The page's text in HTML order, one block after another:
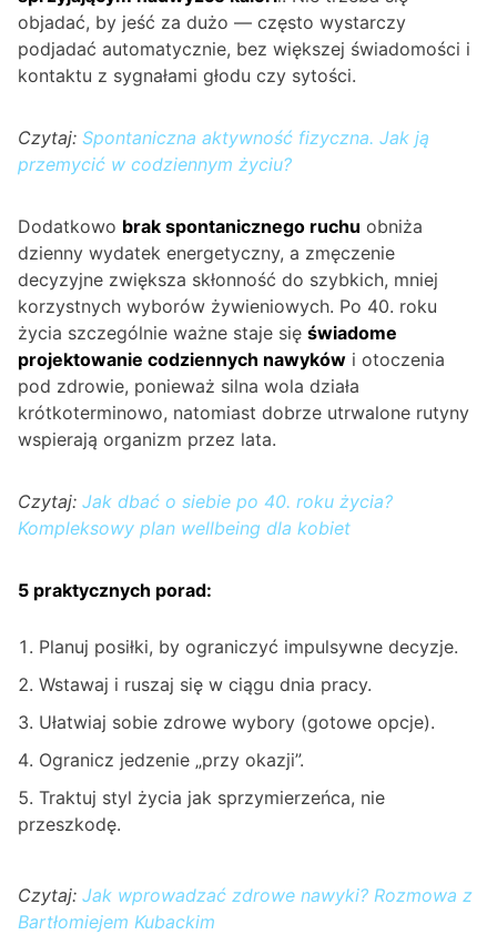
objadać, by jeść za dużo — często wystarczy
podjadać automatycznie, bez większej świadomości i
kontaktu z sygnałami głodu czy sytości.
Czytaj: Spontaniczna aktywność fizyczna. Jak ją
przemycić w codziennym życiu?
Dodatkowo brak spontanicznego ruchu obniża
dzienny wydatek energetyczny, a zmęczenie
decyzyjne zwiększa skłonność do szybkich, mniej
korzystnych wyborów żywieniowych. Po 40. roku
życia szczególnie ważne staje się świadome
projektowanie codziennych nawyków i otoczenia
pod zdrowie, ponieważ silna wola działa
krótkoterminowo, natomiast dobrze utrwalone rutyny
wspierają organizm przez lata.
Czytaj: Jak dbać o siebie po 40. roku życia?
Kompleksowy plan wellbeing dla kobiet
5 praktycznych porad:
Planuj posiłki, by ograniczyć impulsywne decyzje.
Wstawaj i ruszaj się w ciągu dnia pracy.
Ułatwiaj sobie zdrowe wybory (gotowe opcje).
Ogranicz jedzenie „przy okazji”.
Traktuj styl życia jak sprzymierzeńca, nie
przeszkodę.
Czytaj: Jak wprowadzać zdrowe nawyki? Rozmowa z
Bartłomiejem Kubackim